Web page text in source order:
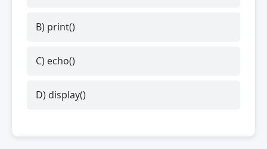
B) print()
C) echo()
D) display()